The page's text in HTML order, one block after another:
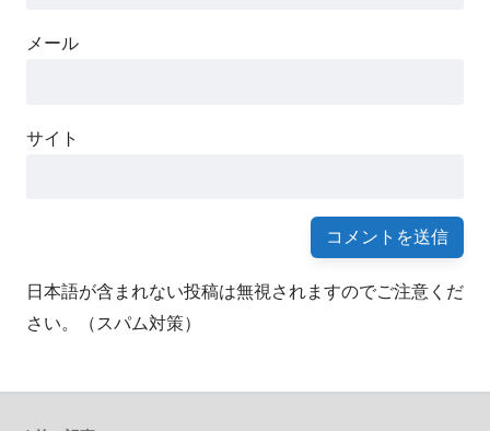
メール
サイト
日本語が含まれない投稿は無視されますのでご注意くだ
さい。（スパム対策）